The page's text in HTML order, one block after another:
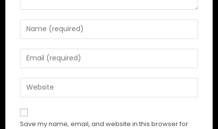
Save my name, email, and website in this browser for